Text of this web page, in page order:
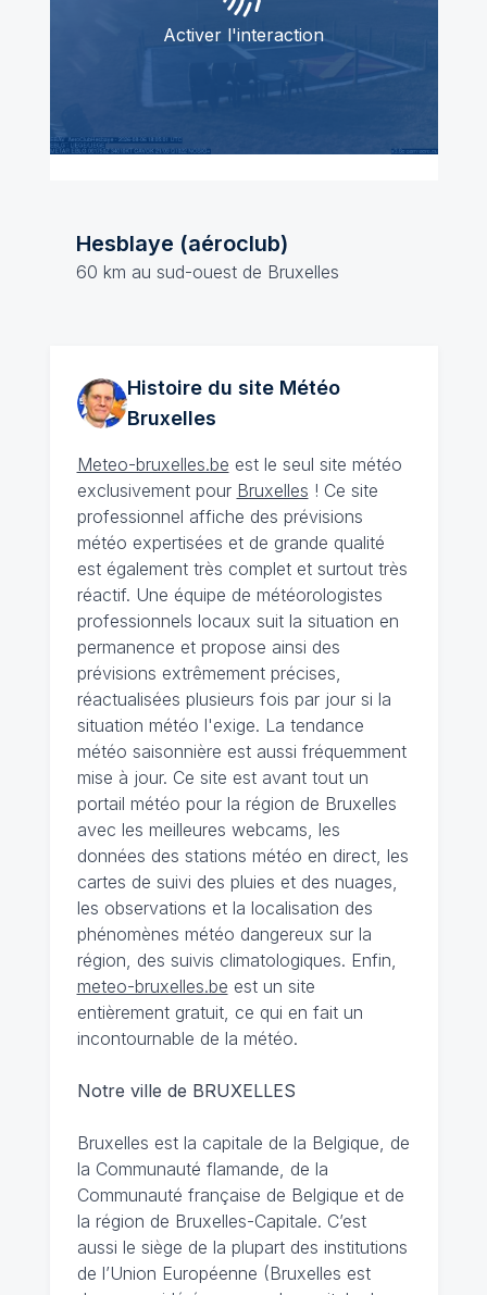
Activer l'interaction
Hesblaye (aéroclub)
60 km au sud-ouest de Bruxelles
Histoire du site Météo
Bruxelles
Meteo-bruxelles.be est le seul site météo
exclusivement pour Bruxelles ! Ce site
professionnel affiche des prévisions
météo expertisées et de grande qualité
est également très complet et surtout très
réactif. Une équipe de météorologistes
professionnels locaux suit la situation en
permanence et propose ainsi des
prévisions extrêmement précises,
réactualisées plusieurs fois par jour si la
situation météo l'exige. La tendance
météo saisonnière est aussi fréquemment
mise à jour. Ce site est avant tout un
portail météo pour la région de Bruxelles
avec les meilleures webcams, les
données des stations météo en direct, les
cartes de suivi des pluies et des nuages,
les observations et la localisation des
phénomènes météo dangereux sur la
région, des suivis climatologiques. Enfin,
meteo-bruxelles.be est un site
entièrement gratuit, ce qui en fait un
incontournable de la météo.
Notre ville de BRUXELLES
Bruxelles est la capitale de la Belgique, de
la Communauté flamande, de la
Communauté française de Belgique et de
la région de Bruxelles-Capitale. C’est
aussi le siège de la plupart des institutions
de l’Union Européenne (Bruxelles est